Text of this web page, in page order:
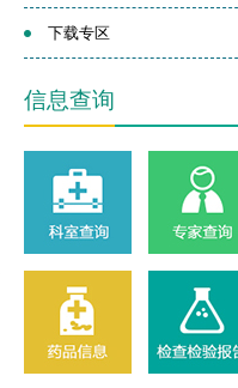
下载专区
信息查询